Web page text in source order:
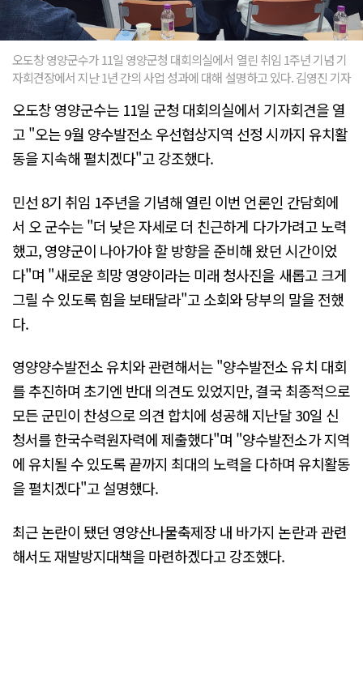
오도창 영양군수가 11일 영양군청 대회의실에서 열린 취임 1주년 기념 기
자회견장에서 지난 1년 간의 사업 성과에 대해 설명하고 있다. 김영진 기자
오도창 영양군수는 11일 군청 대회의실에서 기자회견을 열
고 "오는 9월 양수발전소 우선협상지역 선정 시까지 유치활
동을 지속해 펼치겠다"고 강조했다.
민선 8기 취임 1주년을 기념해 열린 이번 언론인 간담회에
서 오 군수는 "더 낮은 자세로 더 친근하게 다가가려고 노력
했고, 영양군이 나아가야 할 방향을 준비해 왔던 시간이었
다"며 "새로운 희망 영양이라는 미래 청사진을 새롭고 크게
그릴 수 있도록 힘을 보태달라"고 소회와 당부의 말을 전했
다.
영양양수발전소 유치와 관련해서는 "양수발전소 유치 대회
를 추진하며 초기엔 반대 의견도 있었지만, 결국 최종적으로
모든 군민이 찬성으로 의견 합치에 성공해 지난달 30일 신
청서를 한국수력원자력에 제출했다"며 "양수발전소가 지역
에 유치될 수 있도록 끝까지 최대의 노력을 다하며 유치활동
을 펼치겠다"고 설명했다.
최근 논란이 됐던 영양산나물축제장 내 바가지 논란과 관련
해서도 재발방지대책을 마련하겠다고 강조했다.